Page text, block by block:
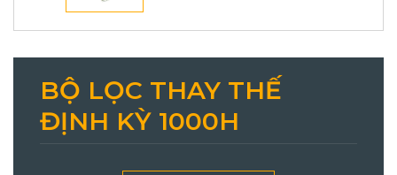
BỘ LỌC THAY THẾ
ĐỊNH KỲ 1000H